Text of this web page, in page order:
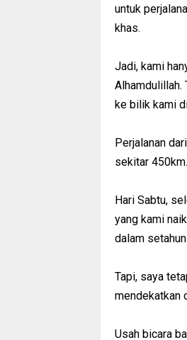
untuk
khas.
Jadi, kami
Alhamdulillah.
ke bilik kami
Perjalanan
sekitar
Hari Sabtu,
yang kami
dalam
Tapi, saya
mendekatkan
Usah bicara